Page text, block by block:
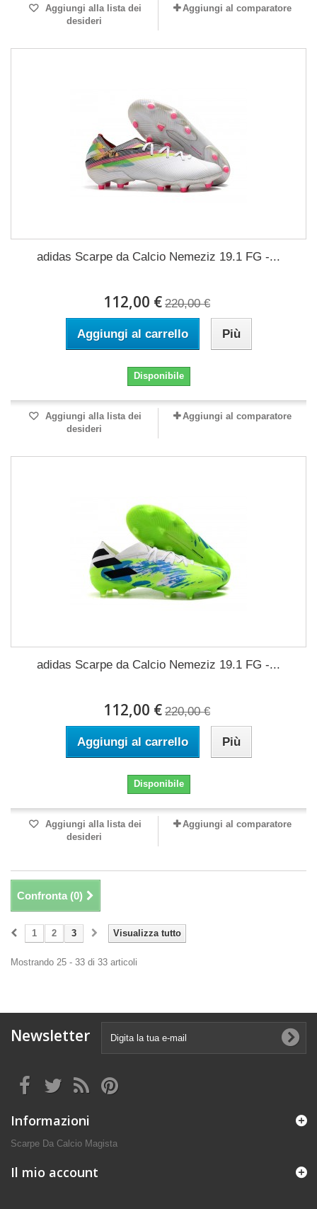
Aggiungi alla lista dei
desideri
Aggiungi al comparatore
adidas Scarpe da Calcio Nemeziz 19.1 FG -...
112,00 € 220,00 €
Aggiungi al carrello Più
Disponibile
Aggiungi alla lista dei
desideri
Aggiungi al comparatore
adidas Scarpe da Calcio Nemeziz 19.1 FG -...
112,00 € 220,00 €
Aggiungi al carrello Più
Disponibile
Aggiungi alla lista dei
desideri
Aggiungi al comparatore
Confronta (0)
Visualizza tutto
1 2 3
Mostrando 25 - 33 di 33 articoli
Newsletter
Informazioni
Scarpe Da Calcio Magista
Il mio account